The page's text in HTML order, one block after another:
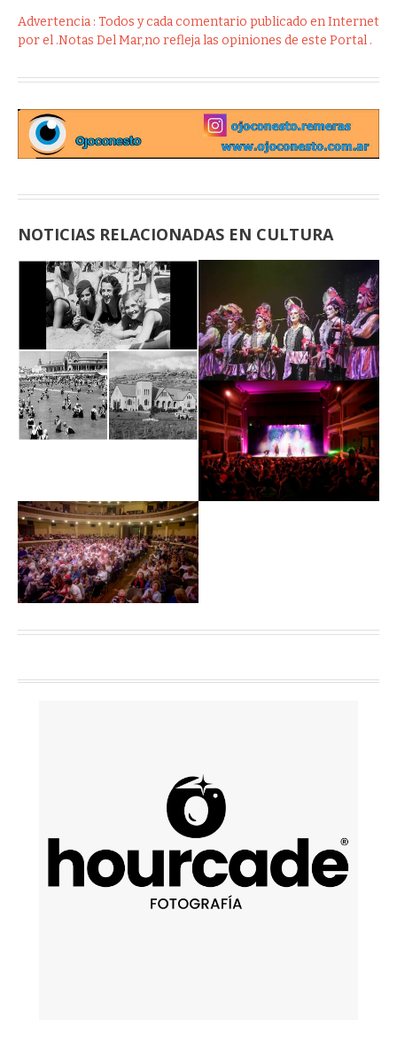
Advertencia : Todos y cada comentario publicado en Internet
por el .Notas Del Mar,no refleja las opiniones de este Portal .
NOTICIAS RELACIONADAS EN CULTURA